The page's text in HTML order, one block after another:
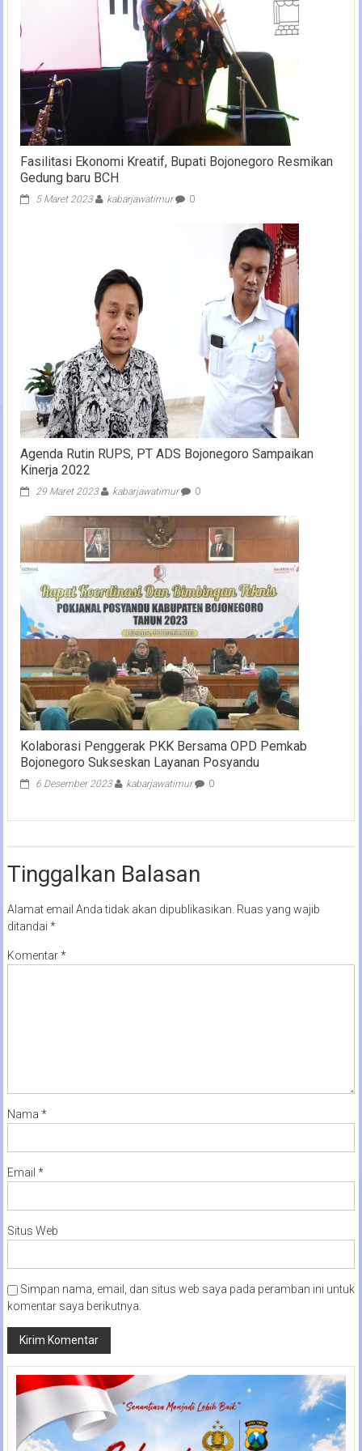
Fasilitasi Ekonomi Kreatif, Bupati Bojonegoro Resmikan
Gedung baru BCH
5 Maret 2023 kabarjawatimur 0
Agenda Rutin RUPS, PT ADS Bojonegoro Sampaikan
Kinerja 2022
29 Maret 2023 kabarjawatimur 0
Kolaborasi Penggerak PKK Bersama OPD Pemkab
Bojonegoro Sukseskan Layanan Posyandu
6 Desember 2023 kabarjawatimur 0
Tinggalkan Balasan
Alamat email Anda tidak akan dipublikasikan. Ruas yang wajib
ditandai *
Komentar*
Nama *
Email *
Situs Web
Simpan nama, email, dan situs web saya pada peramban ini untuk
komentar saya berikutnya.